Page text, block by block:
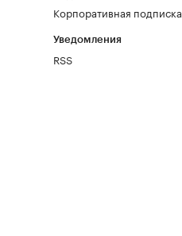
Корпоративная подписка
Уведомления
RSS